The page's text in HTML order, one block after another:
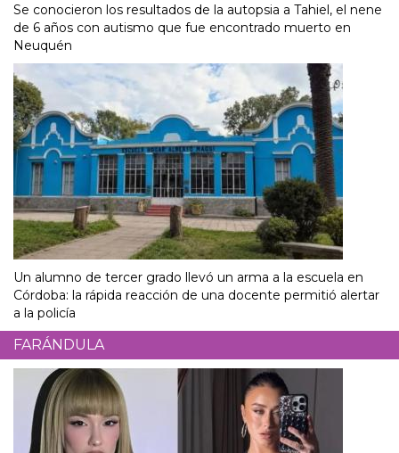
Se conocieron los resultados de la autopsia a Tahiel, el nene
de 6 años con autismo que fue encontrado muerto en
Neuquén
Un alumno de tercer grado llevó un arma a la escuela en
Córdoba: la rápida reacción de una docente permitió alertar
a la policía
FARÁNDULA